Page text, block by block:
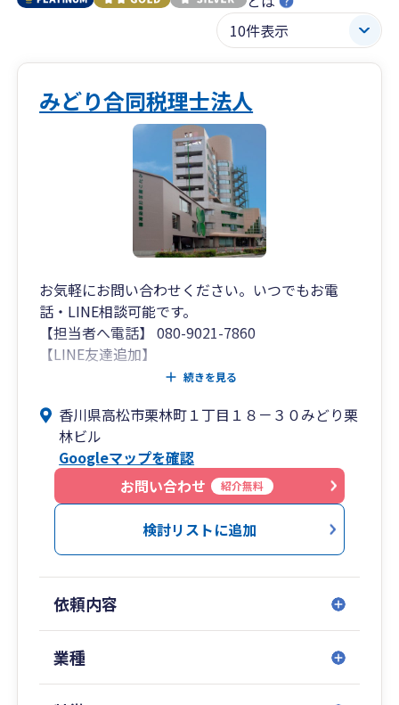
みどり合同税理士法人
お気軽にお問い合わせください。いつでもお電
話・LINE相談可能です。
【担当者へ電話】 080-9021-7860
【LINE友達追加】
https://works.do/R/ti/p/cloud@midori01
トの導入、入力指導を中心に行っています。専門
スタッフがお伺いし、初歩から応用までわかりや
すく丁寧に指導いたします。
各種連絡ツールを利用したリモート対応も可能で
す。
税務相談から法人化相談、資金調達支援、事業承
継・M&A支援、補助金申請まで幅広くサービス提
ットワークで、中小企業の経営を総合的にサポー
トします。
続きを見る
香川県高松市栗林町１丁目１８－３０みどり栗
林ビル
Googleマップを確認
お問い合わせ
紹介無料
検討リストに追加
依頼内容
業種